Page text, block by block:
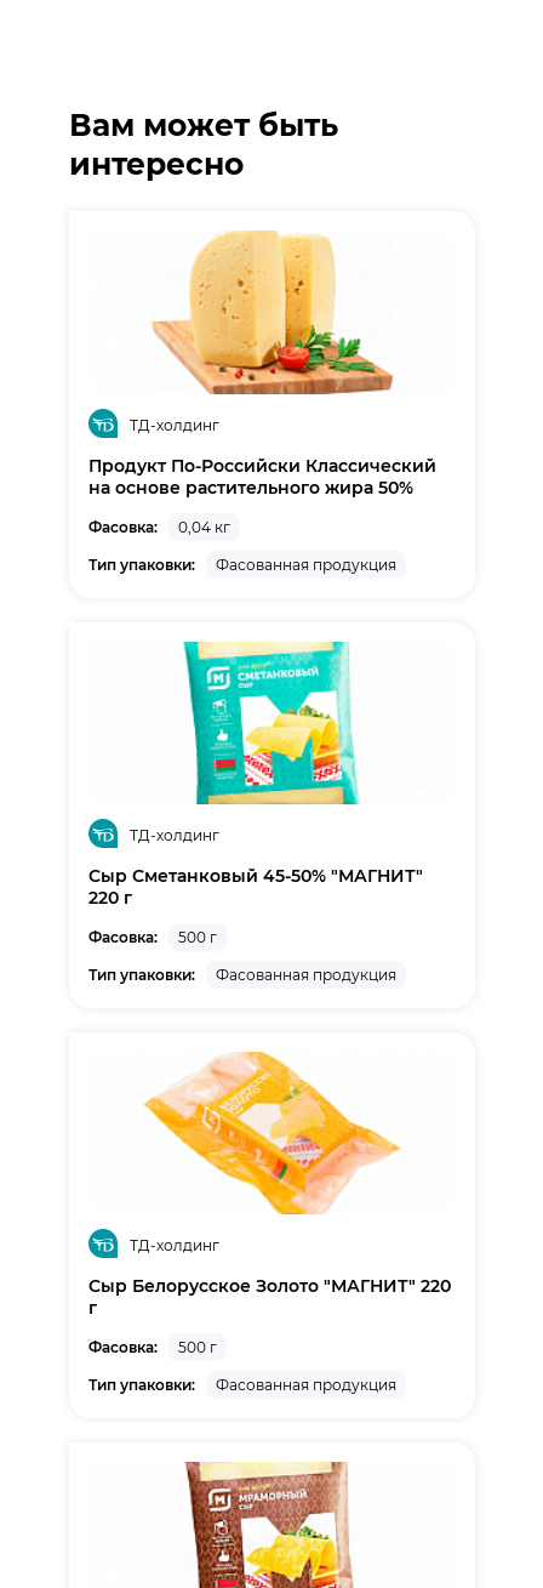
Вам может быть
интересно
ТД-холдинг
Продукт По-Российски Классический
на основе растительного жира 50%
Фасовка:
0,04 кг
Тип упаковки:
Фасованная продукция
ТД-холдинг
Cыр Сметанковый 45-50% "МАГНИТ"
220 г
Фасовка:
500 г
Тип упаковки:
Фасованная продукция
ТД-холдинг
Cыр Белорусское Золото "МАГНИТ" 220
г
Фасовка:
500 г
Тип упаковки:
Фасованная продукция